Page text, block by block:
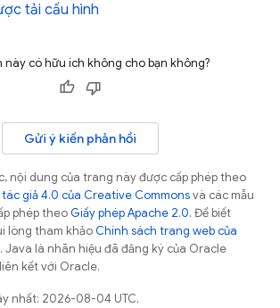
tải cấu hình
này có hữu ích không cho bạn không?
Gửi ý kiến phản hồi
nội dung của trang này được cấp phép theo
giả 4.0 của Creative Commonsvà các mẫu
phép theoGiấy phép Apache 2.0. Để biết
lòng tham khảoChính sách trang web của
. Java là nhãn hiệu đã đăng ký của Oracle
kết với Oracle.
nhất: 2026-08-04 UTC.